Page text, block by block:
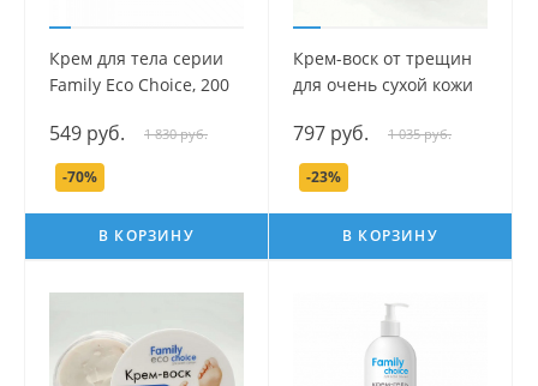
Крем для тела серии
Family Eco Choice, 200
549 руб. 1 830 руб.
-70%
В КОРЗИНУ
Крем-воск от трещин
для очень сухой кожи
Choice", 100 мл,
797 руб. 1 035 руб.
-23%
В КОРЗИНУ